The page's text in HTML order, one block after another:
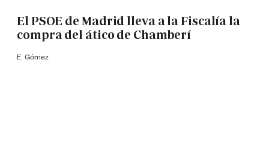
El PSOE de Madrid lleva a la Fiscalía la
compra del ático de Chamberí
E. Gómez